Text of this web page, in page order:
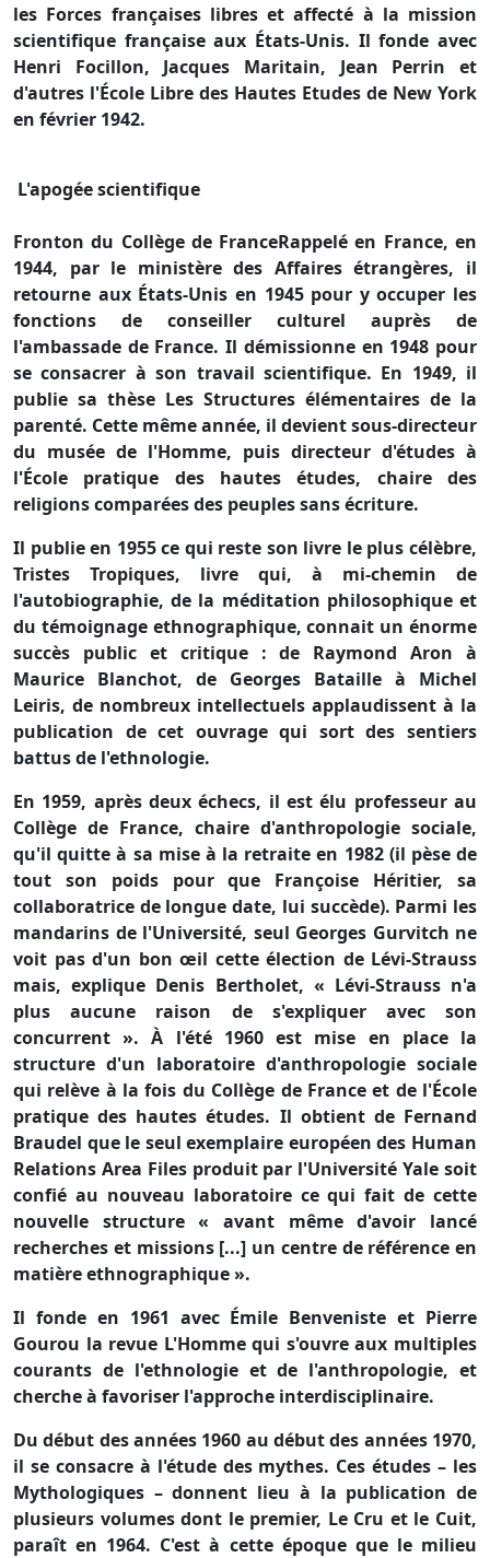
les Forces françaises libres et affecté à la mission
scientifique française aux États-Unis. Il fonde avec
Henri Focillon, Jacques Maritain, Jean Perrin et
d'autres l'École Libre des Hautes Etudes de New York
en février 1942.
L'apogée scientifique
Fronton du Collège de FranceRappelé en France, en
1944, par le ministère des Affaires étrangères, il
retourne aux États-Unis en 1945 pour y occuper les
fonctions de conseiller culturel auprès de
l'ambassade de France. Il démissionne en 1948 pour
se consacrer à son travail scientifique. En 1949, il
publie sa thèse Les Structures élémentaires de la
parenté. Cette même année, il devient sous-directeur
du musée de l'Homme, puis directeur d'études à
l'École pratique des hautes études, chaire des
religions comparées des peuples sans écriture.
Il publie en 1955 ce qui reste son livre le plus célèbre,
Tristes Tropiques, livre qui, à mi-chemin de
l'autobiographie, de la méditation philosophique et
du témoignage ethnographique, connait un énorme
succès public et critique : de Raymond Aron à
Maurice Blanchot, de Georges Bataille à Michel
Leiris, de nombreux intellectuels applaudissent à la
publication de cet ouvrage qui sort des sentiers
battus de l'ethnologie.
En 1959, après deux échecs, il est élu professeur au
Collège de France, chaire d'anthropologie sociale,
qu'il quitte à sa mise à la retraite en 1982 (il pèse de
tout son poids pour que Françoise Héritier, sa
collaboratrice de longue date, lui succède). Parmi les
mandarins de l'Université, seul Georges Gurvitch ne
voit pas d'un bon œil cette élection de Lévi-Strauss
mais, explique Denis Bertholet, « Lévi-Strauss n'a
plus aucune raison de s'expliquer avec son
concurrent ». À l'été 1960 est mise en place la
structure d'un laboratoire d'anthropologie sociale
qui relève à la fois du Collège de France et de l'École
pratique des hautes études. Il obtient de Fernand
Braudel que le seul exemplaire européen des Human
Relations Area Files produit par l'Université Yale soit
confié au nouveau laboratoire ce qui fait de cette
nouvelle structure « avant même d'avoir lancé
recherches et missions [...] un centre de référence en
matière ethnographique ».
Il fonde en 1961 avec Émile Benveniste et Pierre
Gourou la revue L'Homme qui s'ouvre aux multiples
courants de l'ethnologie et de l'anthropologie, et
cherche à favoriser l'approche interdisciplinaire.
Du début des années 1960 au début des années 1970,
il se consacre à l'étude des mythes. Ces études – les
Mythologiques – donnent lieu à la publication de
plusieurs volumes dont le premier, Le Cru et le Cuit,
paraît en 1964. C'est à cette époque que le milieu